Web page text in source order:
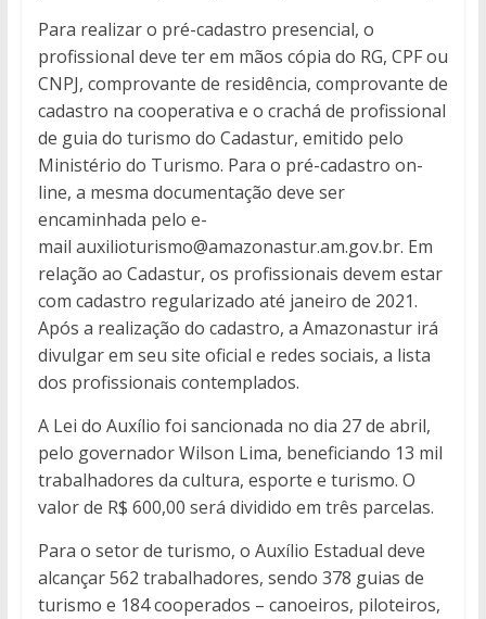
Para realizar o pré-cadastro presencial, o
profissional deve ter em mãos cópia do RG, CPF ou
CNPJ, comprovante de residência, comprovante de
cadastro na cooperativa e o crachá de profissional
de guia do turismo do Cadastur, emitido pelo
Ministério do Turismo. Para o pré-cadastro on-
line, a mesma documentação deve ser
encaminhada pelo e-
mail auxilioturismo@amazonastur.am.gov.br. Em
relação ao Cadastur, os profissionais devem estar
com cadastro regularizado até janeiro de 2021.
Após a realização do cadastro, a Amazonastur irá
divulgar em seu site oficial e redes sociais, a lista
dos profissionais contemplados.
A Lei do Auxílio foi sancionada no dia 27 de abril,
pelo governador Wilson Lima, beneficiando 13 mil
trabalhadores da cultura, esporte e turismo. O
valor de R$ 600,00 será dividido em três parcelas.
Para o setor de turismo, o Auxílio Estadual deve
alcançar 562 trabalhadores, sendo 378 guias de
turismo e 184 cooperados – canoeiros, piloteiros,